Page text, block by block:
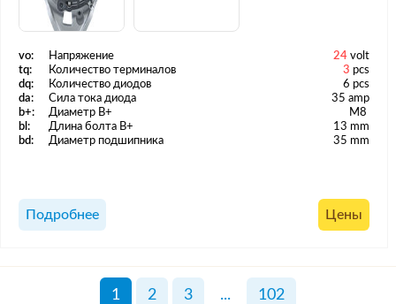
vo: Напряжение 24 volt
tq:
Количество терминалов 3 pcs
dq:
Количество диодов
6 pcs
da:
Сила тока диода
35 amp
b+:
Диаметр B+
M8
bl:
Длина болта B+
13 mm
bd:
Диаметр подшипника 35 mm
Подробнее Цены
1 2 3 ... 102